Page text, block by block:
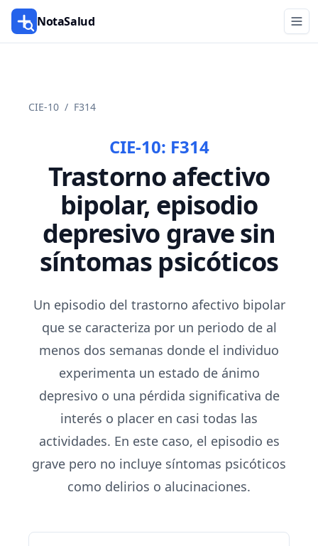
NotaSalud
CIE-10 / F314
CIE-10: F314
Trastorno afectivo
bipolar, episodio
depresivo grave sin
síntomas psicóticos
Un episodio del trastorno afectivo bipolar
que se caracteriza por un periodo de al
menos dos semanas donde el individuo
experimenta un estado de ánimo
depresivo o una pérdida significativa de
interés o placer en casi todas las
actividades. En este caso, el episodio es
grave pero no incluye síntomas psicóticos
como delirios o alucinaciones.